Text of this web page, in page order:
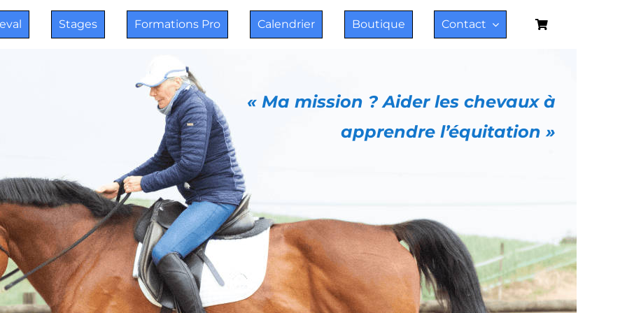
Stages Formations Pro Calendrier Boutique Contact
« Ma mission ? Aider les chevaux à
apprendre l’équitation »